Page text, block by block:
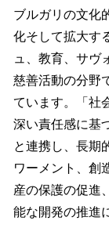
ブルガリの文化
化そして拡大す
ュ、教育、サヴ
慈善活動の分野
ています。「社
深い責任感に基
と連携し、長期
ワーメント、創
産の保護の促進
能な開発の推進